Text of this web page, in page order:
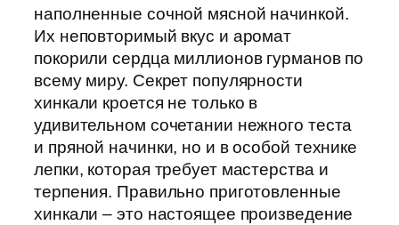
наполненные сочной мясной начинкой.
Их неповторимый вкус и аромат
покорили сердца миллионов гурманов по
всему миру. Секрет популярности
хинкали кроется не только в
удивительном сочетании нежного теста
и пряной начинки, но и в особой технике
лепки, которая требует мастерства и
терпения. Правильно приготовленные
хинкали – это настоящее произведение